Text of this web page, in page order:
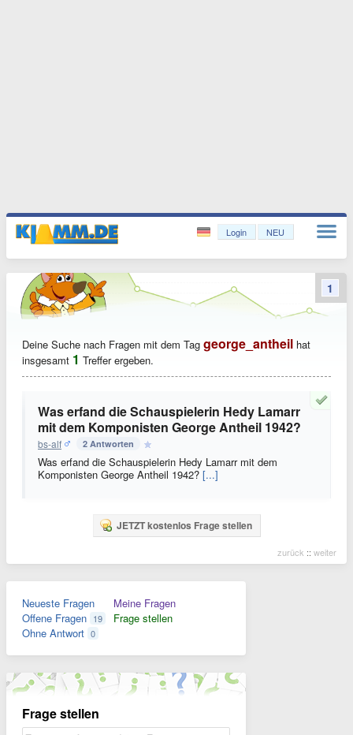
Login NEU
Deine Suche nach Fragen mit dem Tag george_antheil hat
insgesamt 1 Treffer ergeben.
Was erfand die Schauspielerin Hedy Lamarr
mit dem Komponisten George Antheil 1942?
bs-alf 2 Antworten
Was erfand die Schauspielerin Hedy Lamarr mit dem
Komponisten George Antheil 1942? [...]
JETZT kostenlos Frage stellen
zurück :: weiter
1
Neueste Fragen
Offene Fragen 19
Ohne Antwort 0
Meine Fragen
Frage stellen
Frage stellen